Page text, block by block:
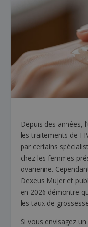
Depuis des années,
les traitements de
par certains
chez les femmes
ovarienne.
Dexeus Mujer et
en 2026 démontre
les taux de
Si vous envisagez